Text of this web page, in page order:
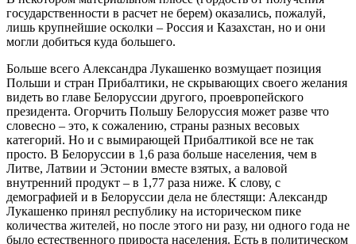
государственности в расчет не берем) оказались, пожалуй,
лишь крупнейшие осколки – Россия и Казахстан, но и они
могли добиться куда большего.
Больше всего Александра Лукашенко возмущает позиция
Польши и стран Прибалтики, не скрывающих своего желания
видеть во главе Белоруссии другого, проевропейского
президента. Огорчить Польшу Белоруссия может разве что
словесно – это, к сожалению, страны разных весовых
категорий. Но и с вымирающей Прибалтикой все не так
просто. В Белоруссии в 1,6 раза больше населения, чем в
Литве, Латвии и Эстонии вместе взятых, а валовой
внутренний продукт – в 1,77 раза ниже. К слову, с
демографией и в Белоруссии дела не блестящи: Александр
Лукашенко принял республику на историческом пике
количества жителей, но после этого ни разу, ни одного года не
было естественного прироста населения. Есть в политическом